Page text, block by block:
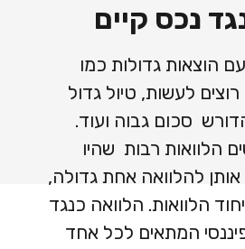
נכס קיים
הוצאות גדולות כמו
לעשות, טיול גדול
סכום גבוה ועוד.
הלוואות רבות שהיו
להלוואה אחת גדולה,
הלוואות. הלוואה כנגד
המתאים לכל אחד